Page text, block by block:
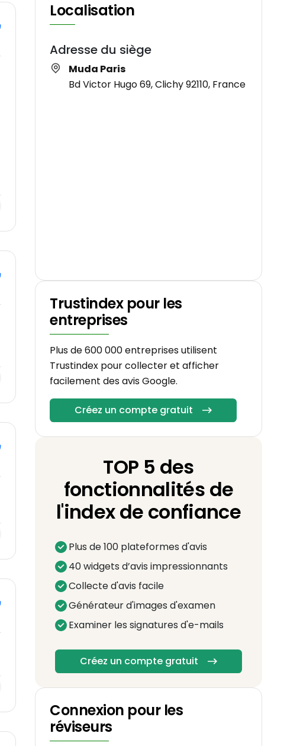
Localisation
Adresse du siège
Muda Paris
Bd Victor Hugo 69, Clichy 92110, France
Trustindex pour les
entreprises
Plus de 600 000 entreprises utilisent
Trustindex pour collecter et afficher
facilement des avis Google.
Créez un compte gratuit
TOP 5 des
fonctionnalités de
l'index de confiance
Plus de 100 plateformes d'avis
40 widgets d’avis impressionnants
Collecte d'avis facile
Générateur d'images d'examen
Examiner les signatures d'e-mails
Créez un compte gratuit
Connexion pour les
réviseurs